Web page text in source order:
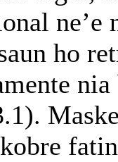
ne’e
ho